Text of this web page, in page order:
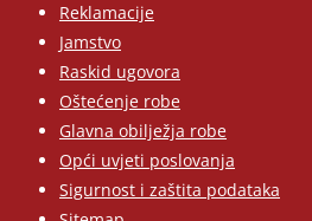
Reklamacije
Jamstvo
Raskid ugovora
Oštećenje robe
Glavna obilježja robe
Opći uvjeti poslovanja
Sigurnost i zaštita podataka